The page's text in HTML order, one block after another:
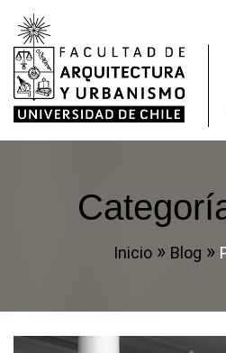
Saltar
contenido
Instituto de
Patrimonio
Facultad de Arquitectura y
Inicio Blog